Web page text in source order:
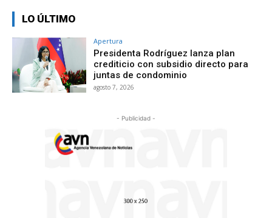
LO ÚLTIMO
Apertura
Presidenta Rodríguez lanza plan
crediticio con subsidio directo para
juntas de condominio
agosto 7, 2026
- Publicidad -